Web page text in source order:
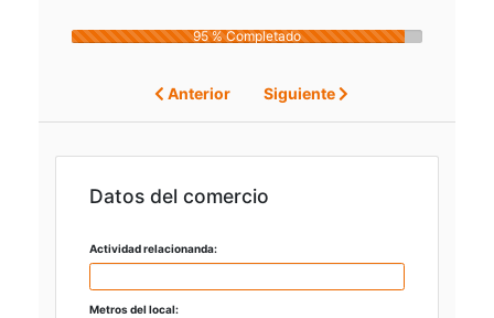
Anterior
95 % Completado
Siguiente
Datos del comercio
Actividad relacionanda:
Metros del local: